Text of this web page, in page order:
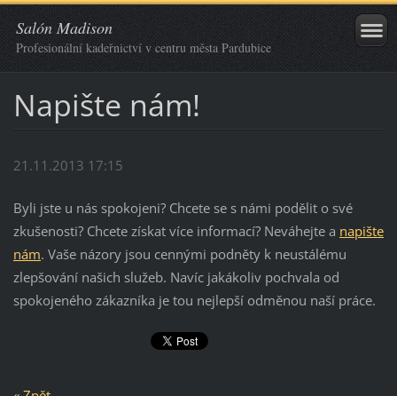
Salón Madison
Profesionální kadeřnictví v centru města Pardubice
Napište nám!
21.11.2013 17:15
Byli jste u nás spokojeni? Chcete se s námi podělit o své
zkušenosti? Chcete získat více informací? Neváhejte a napište
nám. Vaše názory jsou cennými podněty k neustálému
zlepšování našich služeb. Navíc jakákoliv pochvala od
spokojeného zákazníka je tou nejlepší odměnou naší práce.